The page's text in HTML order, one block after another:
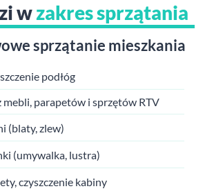
wzakres sprzątania
sprzątanie mieszkania
podłóg
mebli, parapetów i sprzętów RTV
(blaty, zlew)
(umywalka, lustra)
czyszczenie kabiny